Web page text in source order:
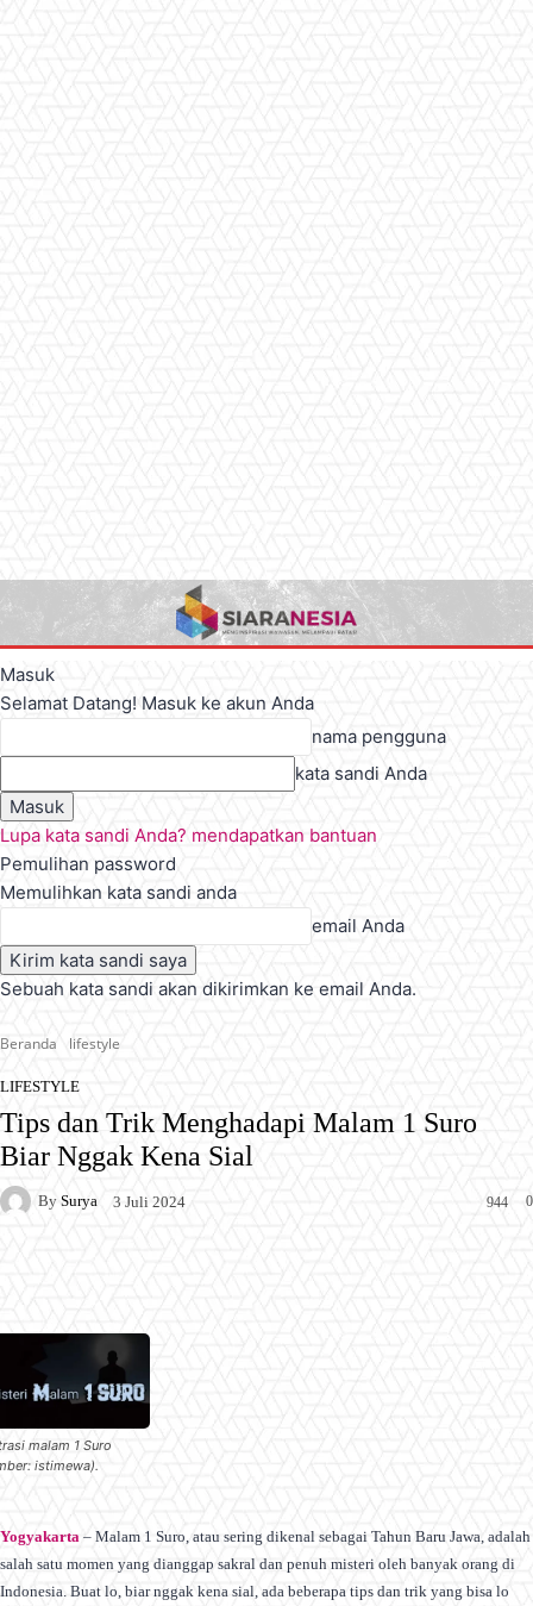
Masuk
Selamat Datang! Masuk ke akun Anda
nama pengguna
kata sandi Anda
Lupa kata sandi Anda? mendapatkan bantuan
Pemulihan password
Memulihkan kata sandi anda
email Anda
Sebuah kata sandi akan dikirimkan ke email Anda.
Beranda lifestyle
LIFESTYLE
Tips dan Trik Menghadapi Malam 1 Suro
Biar Nggak Kena Sial
By Surya 3 Juli 2024 0
944
malam 1 Suro
istimewa).
Yogyakarta – Malam 1 Suro, atau sering dikenal sebagai Tahun Baru Jawa, adalah
salah satu momen yang dianggap sakral dan penuh misteri oleh banyak orang di
Indonesia. Buat lo, biar nggak kena sial, ada beberapa tips dan trik yang bisa lo